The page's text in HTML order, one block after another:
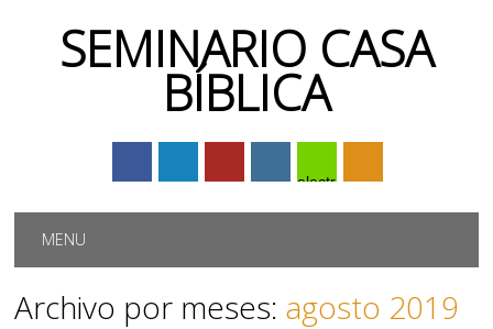
SEMINARIO CASA
BÍBLICA
electrónico
Menú principal
MENU
Archivo por meses: agosto 2019